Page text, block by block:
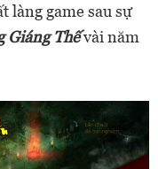
làng game sau sự
Giáng Thếvài năm